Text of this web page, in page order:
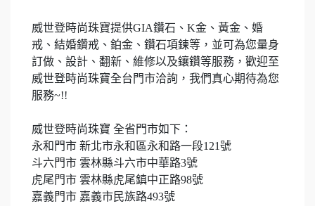
威世登時尚珠寶提供GIA鑽石、 K金、黃金、婚
戒、結婚鑽戒、鉑金、鑽石項鍊等，並可為您量身
訂做、設計、翻新、維修以及鑲鑽等服務，歡迎至
威世登時尚珠寶全台門市洽詢，我們真心期待為您
服務~!!
威世登時尚珠寶 全省門市如下：
永和門市 新北市永和區永和路一段121號
斗六門市 雲林縣斗六市中華路3號
虎尾門市 雲林縣虎尾鎮中正路98號
嘉義門市 嘉義市民族路493號